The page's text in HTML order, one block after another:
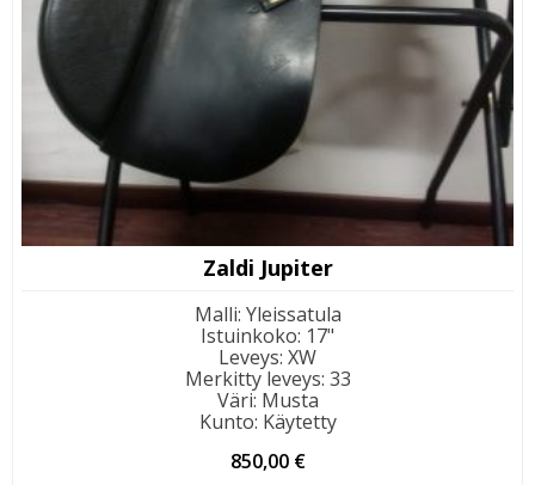
Zaldi Jupiter
Malli: Yleissatula
Istuinkoko: 17"
Leveys: XW
Merkitty leveys: 33
Väri: Musta
Kunto: Käytetty
850,00 €